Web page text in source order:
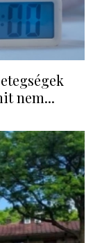
nem...